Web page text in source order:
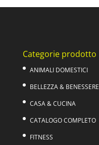
era:
è:
Categorie prodotto
ANIMALI DOMESTICI
BELLEZZA & BENESSERE
CASA & CUCINA
CATALOGO COMPLETO
FITNESS